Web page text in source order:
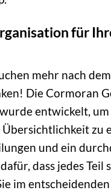
für
mehr nach
Die Cormoran
entwickelt,
zu
und ein
dass jedes Teil
im